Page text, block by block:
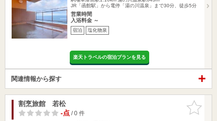
JR「函館駅」から電停「湯の川温泉」まで30分、徒歩5分
営業時間
入浴料金 ～
宿泊 塩化物泉
楽天トラベルの宿泊プランを見る
関連情報から探す
お気に入
りに追加
割烹旅館 若松
-点/ 0 件